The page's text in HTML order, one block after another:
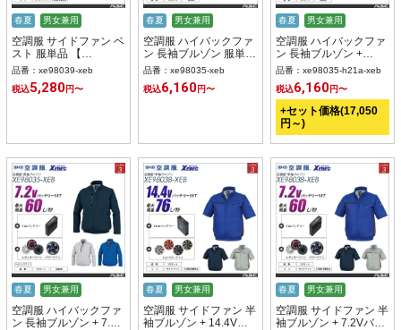
春夏 男女兼用
空調服 サイドファン ベ
スト 服単品 【
XE98039-XEB 】
品番：xe98039-xeb
税込5,280円〜
春夏 男女兼用
空調服 ハイバックファ
ン 長袖ブルゾン 服単品
【 XE98035-XEB 】
品番：xe98035-xeb
税込6,160円〜
春夏 男女兼用
空調服 ハイバックファ
ン 長袖ブルゾン +
14.4Vバッテリー + フ
ァン set 【 XE98035-
H21A-XEB 】
品番：xe98035-h21a-xeb
税込6,160円〜
+セット価格(17,050
円～)
春夏 男女兼用
空調服 ハイバックファ
ン 長袖ブルゾン + 7.2V
春夏 男女兼用
空調服 サイドファン 半
袖ブルゾン + 14.4Vバ
春夏 男女兼用
空調服 サイドファン 半
袖ブルゾン + 7.2Vバッ